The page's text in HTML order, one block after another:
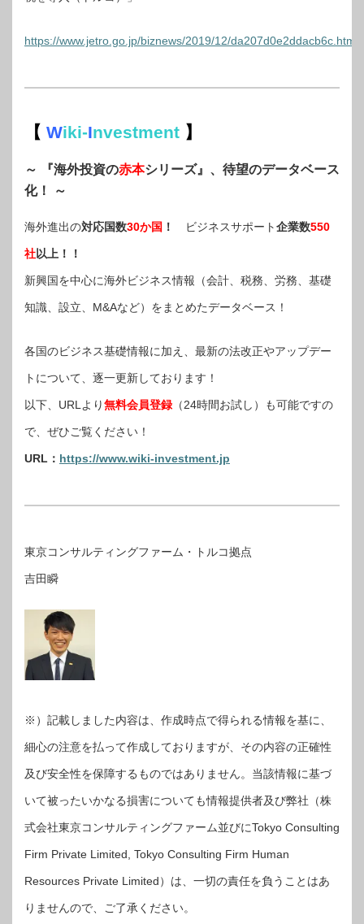
https://www.jetro.go.jp/biznews/2019/12/da207d0e2ddacb6c.html
【 Wiki-Investment 】
～ 『海外投資の赤本シリーズ』、待望のデータベース
化！ ～
海外進出の対応国数30か国 ！ ビジネスサポート企業数550
社以上！！
新興国を中心に海外ビジネス情報（会計、税務、労務、基礎
知識、設立、M&Aなど）をまとめたデータベース！
各国のビジネス基礎情報に加え、最新の法改正やアップデー
トについて、逐一更新しております！
以下、URLより無料会員登録 （24時間お試し）も可能ですの
で、ぜひご覧ください！
URL： https://www.wiki-investment.jp
東京コンサルティングファーム・トルコ拠点
吉田瞬
※）記載しました内容は、作成時点で得られる情報を基に、
細心の注意を払って作成しておりますが、その内容の正確性
及び安全性を保障するものではありません。当該情報に基づ
いて被ったいかなる損害についても情報提供者及び弊社（株
式会社東京コンサルティングファーム並びにTokyo Consulting
Firm Private Limited, Tokyo Consulting Firm Human
Resources Private Limited）は、一切の責任を負うことはあ
りませんので、ご了承ください。